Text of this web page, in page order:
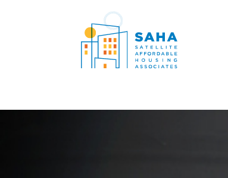
Pular para o conteúdo